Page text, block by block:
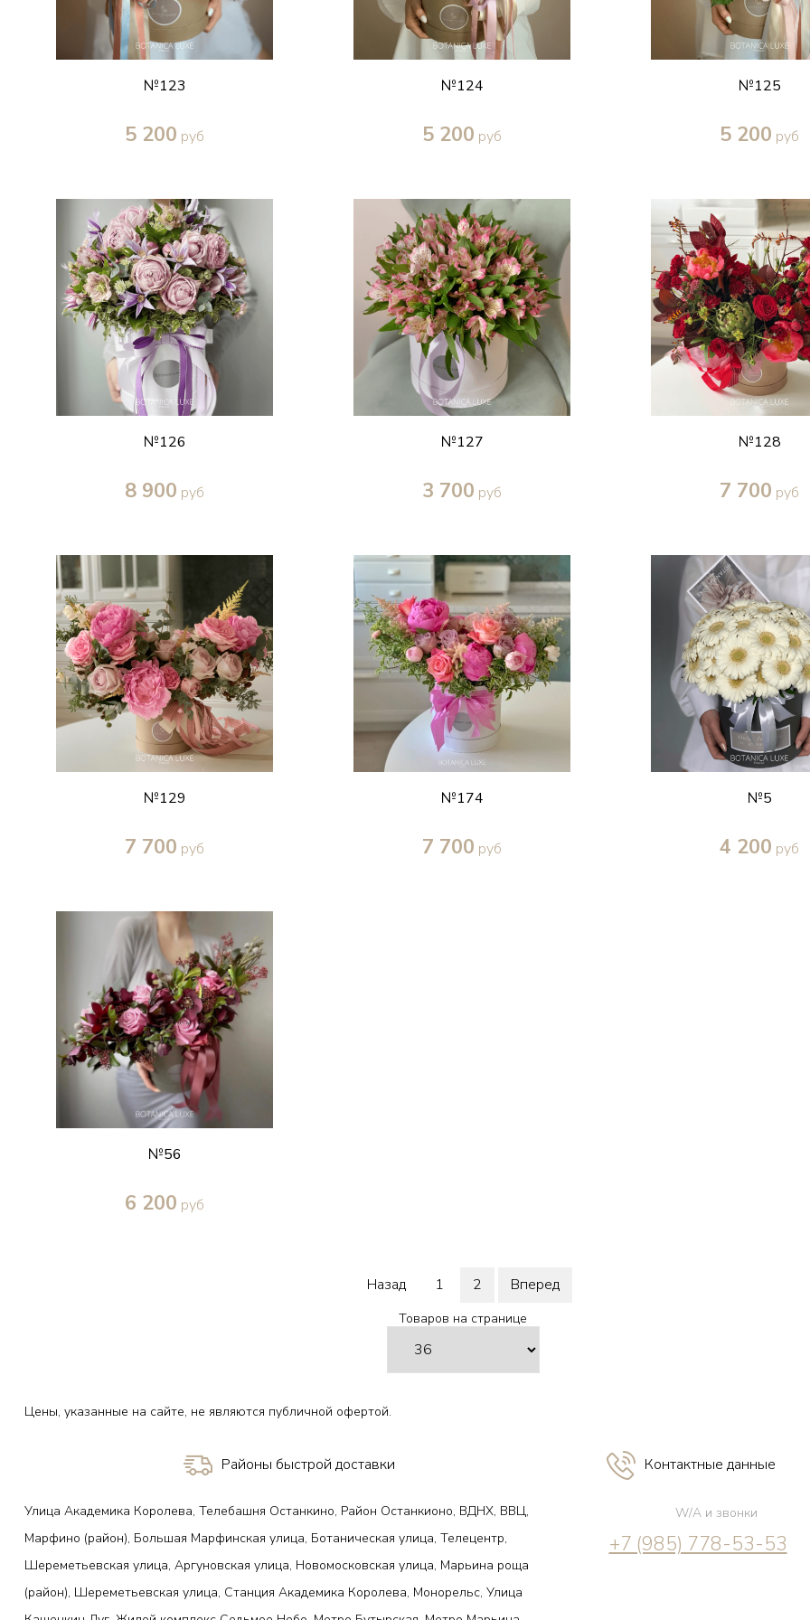
№123
5 200 руб
№124
5 200 руб
№125
5 200 руб
№126
8 900 руб
№127
3 700 руб
№128
7 700 руб
№129
7 700 руб
№174
7 700 руб
№5
4 200 руб
№56
6 200 руб
Назад
1 2 Вперед
Товаров на странице
Цены, указанные на сайте, не являются публичной офертой.
Районы быстрой доставки
Улица Академика Королева, Телебашня Останкино, Район Останкионо, ВДНХ, ВВЦ,
Марфино (район), Большая Марфинская улица, Ботаническая улица, Телецентр,
Шереметьевская улица, Аргуновская улица, Новомосковская улица, Марьина роща
(район), Шереметьевская улица, Станция Академика Королева, Монорельс, Улица
Контактные данные
W/A и звонки
+7 (985) 778-53-53